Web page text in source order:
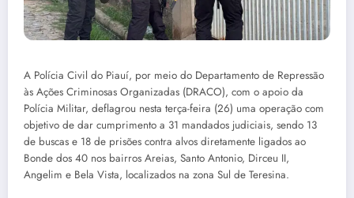
A Polícia Civil do Piauí, por meio do Departamento de Repressão
às Ações Criminosas Organizadas (DRACO), com o apoio da
Polícia Militar, deflagrou nesta terça-feira (26) uma operação com
objetivo de dar cumprimento a 31 mandados judiciais, sendo 13
de buscas e 18 de prisões contra alvos diretamente ligados ao
Bonde dos 40 nos bairros Areias, Santo Antonio, Dirceu II,
Angelim e Bela Vista, localizados na zona Sul de Teresina.